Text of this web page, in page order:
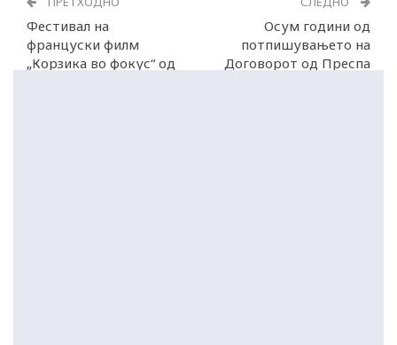
Фестивал на
француски филм
„Корзика во фокус“ од
Осум години од
потпишувањето на
Договорот од Преспа